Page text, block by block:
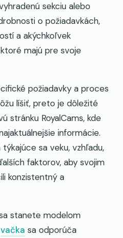
sekciu alebo
o požiadavkách,
a akýchkoľvek
majú pre svoje
požiadavky a proces
líšiť, preto je dôležité
stránku RoyalCams, kde
informácie.
sa veku, vzhľadu,
faktorov, aby svojim
konzistentný a
stanete modelom
vačka sa odporúča